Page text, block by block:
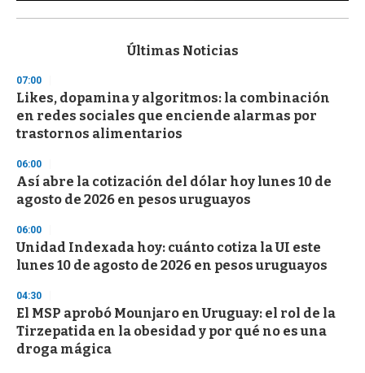
s
d
s
o
f
3
s
e
c
o
d
s
Últimas Noticias
07:00
Likes, dopamina y algoritmos: la combinación
en redes sociales que enciende alarmas por
trastornos alimentarios
06:00
Así abre la cotización del dólar hoy lunes 10 de
agosto de 2026 en pesos uruguayos
06:00
Unidad Indexada hoy: cuánto cotiza la UI este
lunes 10 de agosto de 2026 en pesos uruguayos
04:30
El MSP aprobó Mounjaro en Uruguay: el rol de la
Tirzepatida en la obesidad y por qué no es una
droga mágica